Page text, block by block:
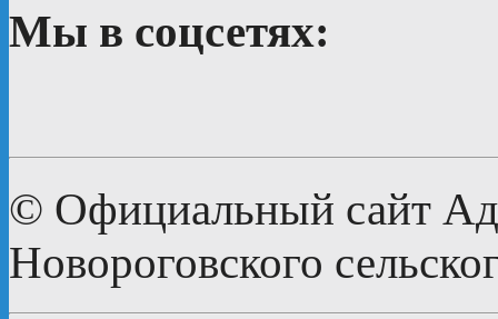
Мы в соцсетях:
© Официальный сайт
Новороговского